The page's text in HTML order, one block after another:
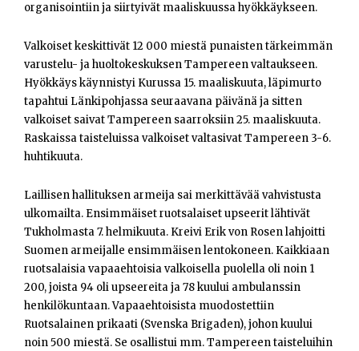
organisointiin ja siirtyivät maaliskuussa hyökkäykseen.
Valkoiset keskittivät 12 000 miestä punaisten tärkeimmän
varustelu- ja huoltokeskuksen Tampereen valtaukseen.
Hyökkäys käynnistyi Kurussa 15. maaliskuuta, läpimurto
tapahtui Länkipohjassa seuraavana päivänä ja sitten
valkoiset saivat Tampereen saarroksiin 25. maaliskuuta.
Raskaissa taisteluissa valkoiset valtasivat Tampereen 3-6.
huhtikuuta.
Laillisen hallituksen armeija sai merkittävää vahvistusta
ulkomailta. Ensimmäiset ruotsalaiset upseerit lähtivät
Tukholmasta 7. helmikuuta. Kreivi Erik von Rosen lahjoitti
Suomen armeijalle ensimmäisen lentokoneen. Kaikkiaan
ruotsalaisia vapaaehtoisia valkoisella puolella oli noin 1
200, joista 94 oli upseereita ja 78 kuului ambulanssin
henkilökuntaan. Vapaaehtoisista muodostettiin
Ruotsalainen prikaati (Svenska Brigaden), johon kuului
noin 500 miestä. Se osallistui mm. Tampereen taisteluihin